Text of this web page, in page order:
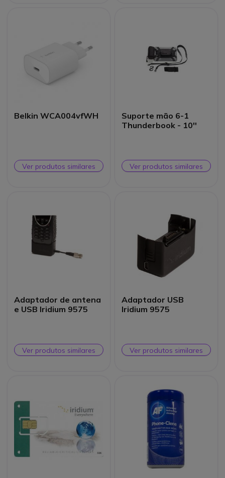
Belkin WCA004vfWH
Ver produtos similares
Suporte mão 6-1
Thunderbook - 10''
Ver produtos similares
Adaptador de antena
e USB Iridium 9575
Ver produtos similares
Adaptador USB
Iridium 9575
Ver produtos similares